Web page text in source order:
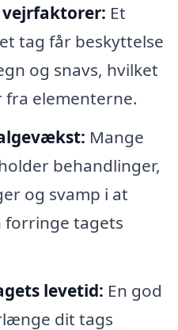
vejrfaktorer: Et
tag får beskyttelse
og snavs, hvilket
elementerne.
Mange
behandlinger,
og svamp i at
forringe tagets
levetid: En god
dit tags